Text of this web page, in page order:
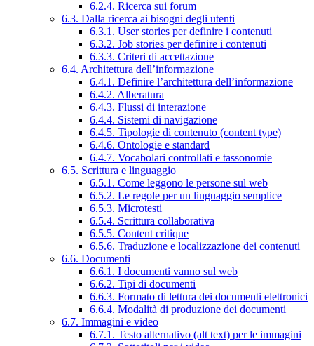
6.2.4. Ricerca sui forum
6.3. Dalla ricerca ai bisogni degli utenti
6.3.1. User stories per definire i contenuti
6.3.2. Job stories per definire i contenuti
6.3.3. Criteri di accettazione
6.4. Architettura dell’informazione
6.4.1. Definire l’architettura dell’informazione
6.4.2. Alberatura
6.4.3. Flussi di interazione
6.4.4. Sistemi di navigazione
6.4.5. Tipologie di contenuto (content type)
6.4.6. Ontologie e standard
6.4.7. Vocabolari controllati e tassonomie
6.5. Scrittura e linguaggio
6.5.1. Come leggono le persone sul web
6.5.2. Le regole per un linguaggio semplice
6.5.3. Microtesti
6.5.4. Scrittura collaborativa
6.5.5. Content critique
6.5.6. Traduzione e localizzazione dei contenuti
6.6. Documenti
6.6.1. I documenti vanno sul web
6.6.2. Tipi di documenti
6.6.3. Formato di lettura dei documenti elettronici
6.6.4. Modalità di produzione dei documenti
6.7. Immagini e video
6.7.1. Testo alternativo (alt text) per le immagini